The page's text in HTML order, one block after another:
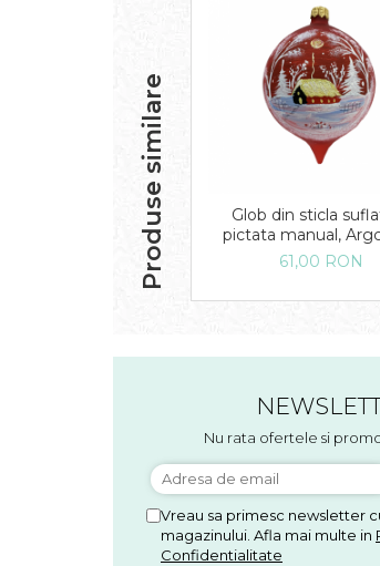
Produse similare
Glob din sticla
pictata manual,
Fabrica lui Mos
Personalizabil, Flori
61,00 RON
Nu rata ofertele si
Vreau sa primesc newsletter
magazinului. Afla mai multe in
Confidentialitate